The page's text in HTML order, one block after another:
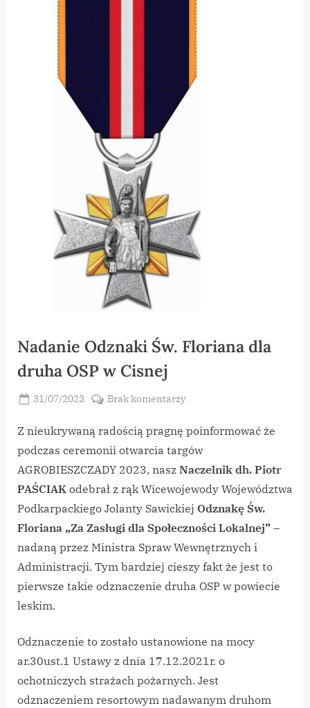
Nadanie Odznaki Św. Floriana dla
druha OSP w Cisnej
Posted
31/07/2023
Brak komentarzydo
Odznaki
Św.
dla
druha
OSP
w
Cisnej
Z nieukrywaną radością pragnę poinformować że
podczas ceremonii otwarcia targów
AGROBIESZCZADY 2023, nasz Naczelnik dh. Piotr
PAŚCIAK odebrał z rąk Wicewojewody Województwa
Podkarpackiego Jolanty Sawickiej Odznakę Św.
Floriana „Za Zasługi dla Społeczności Lokalnej” –
nadaną przez Ministra Spraw Wewnętrznych i
Administracji. Tym bardziej cieszy fakt że jest to
pierwsze takie odznaczenie druha OSP w powiecie
leskim.
Odznaczenie to zostało ustanowione na mocy
ar.30ust.1 Ustawy z dnia 17.12.2021r. o
ochotniczych strażach pożarnych. Jest
odznaczeniem resortowym nadawanym druhom